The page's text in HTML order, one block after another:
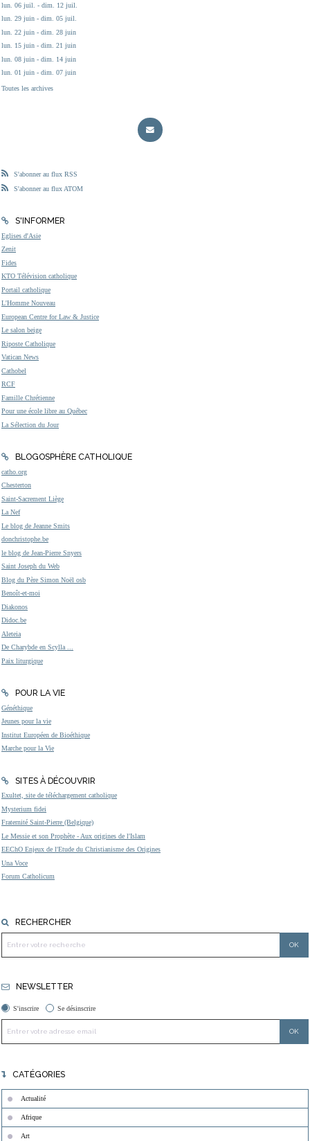
lun. 06 juil. - dim. 12 juil.
lun. 29 juin - dim. 05 juil.
lun. 22 juin - dim. 28 juin
lun. 15 juin - dim. 21 juin
lun. 08 juin - dim. 14 juin
lun. 01 juin - dim. 07 juin
Toutes les archives
S'abonner au flux RSS
S'abonner au flux ATOM
S'INFORMER
Eglises d'Asie
Zenit
Fides
KTO Télévision catholique
Portail catholique
L'Homme Nouveau
European Centre for Law & Justice
Le salon beige
Riposte Catholique
Vatican News
Cathobel
RCF
Famille Chrétienne
Pour une école libre au Québec
La Sélection du Jour
BLOGOSPHÈRE CATHOLIQUE
catho.org
Chesterton
Saint-Sacrement Liège
La Nef
Le blog de Jeanne Smits
donchristophe.be
le blog de Jean-Pierre Snyers
Saint Joseph du Web
Blog du Père Simon Noël osb
Benoît-et-moi
Diakonos
Didoc.be
Aleteia
De Charybde en Scylla ...
Paix liturgique
POUR LA VIE
Généthique
Jeunes pour la vie
Institut Européen de Bioéthique
Marche pour la Vie
SITES À DÉCOUVRIR
Exultet, site de téléchargement catholique
Mysterium fidei
Fraternité Saint-Pierre (Belgique)
Le Messie et son Prophète - Aux origines de l'Islam
EEChO Enjeux de l'Etude du Christianisme des Origines
Una Voce
Forum Catholicum
RECHERCHER
NEWSLETTER
S'inscrire Se désinscrire
CATÉGORIES
Actualité
Afrique
Art